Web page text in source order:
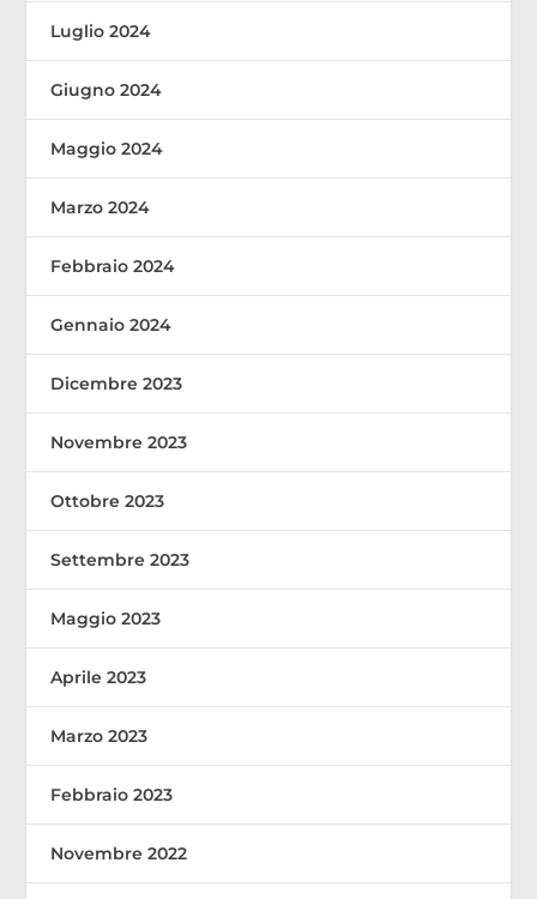
Luglio 2024
Giugno 2024
Maggio 2024
Marzo 2024
Febbraio 2024
Gennaio 2024
Dicembre 2023
Novembre 2023
Ottobre 2023
Settembre 2023
Maggio 2023
Aprile 2023
Marzo 2023
Febbraio 2023
Novembre 2022